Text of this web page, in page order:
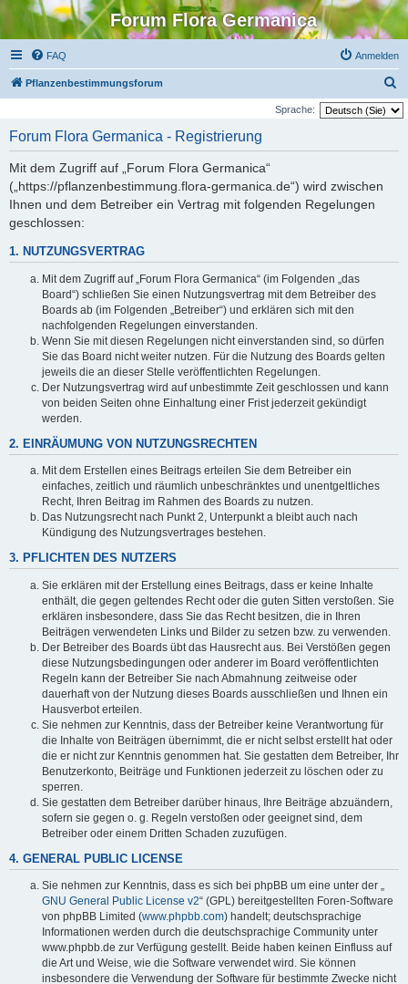
Forum Flora Germanica
FAQ Anmelden
Pflanzenbestimmungsforum
u
Sprache:
Forum Flora Germanica - Registrierung
Mit dem Zugriff auf „Forum Flora Germanica“
(„https://pflanzenbestimmung.flora-germanica.de“) wird zwischen
Ihnen und dem Betreiber ein Vertrag mit folgenden Regelungen
geschlossen:
1. NUTZUNGSVERTRAG
Mit dem Zugriff auf „Forum Flora Germanica“ (im Folgenden „das
Board“) schließen Sie einen Nutzungsvertrag mit dem Betreiber des
Boards ab (im Folgenden „Betreiber“) und erklären sich mit den
nachfolgenden Regelungen einverstanden.
Wenn Sie mit diesen Regelungen nicht einverstanden sind, so dürfen
Sie das Board nicht weiter nutzen. Für die Nutzung des Boards gelten
jeweils die an dieser Stelle veröffentlichten Regelungen.
Der Nutzungsvertrag wird auf unbestimmte Zeit geschlossen und kann
von beiden Seiten ohne Einhaltung einer Frist jederzeit gekündigt
werden.
2. EINRÄUMUNG VON NUTZUNGSRECHTEN
Mit dem Erstellen eines Beitrags erteilen Sie dem Betreiber ein
einfaches, zeitlich und räumlich unbeschränktes und unentgeltliches
Recht, Ihren Beitrag im Rahmen des Boards zu nutzen.
Das Nutzungsrecht nach Punkt 2, Unterpunkt a bleibt auch nach
Kündigung des Nutzungsvertrages bestehen.
3. PFLICHTEN DES NUTZERS
Sie erklären mit der Erstellung eines Beitrags, dass er keine Inhalte
enthält, die gegen geltendes Recht oder die guten Sitten verstoßen. Sie
erklären insbesondere, dass Sie das Recht besitzen, die in Ihren
Beiträgen verwendeten Links und Bilder zu setzen bzw. zu verwenden.
Der Betreiber des Boards übt das Hausrecht aus. Bei Verstößen gegen
diese Nutzungsbedingungen oder anderer im Board veröffentlichten
Regeln kann der Betreiber Sie nach Abmahnung zeitweise oder
dauerhaft von der Nutzung dieses Boards ausschließen und Ihnen ein
Hausverbot erteilen.
Sie nehmen zur Kenntnis, dass der Betreiber keine Verantwortung für
die Inhalte von Beiträgen übernimmt, die er nicht selbst erstellt hat oder
die er nicht zur Kenntnis genommen hat. Sie gestatten dem Betreiber, Ihr
Benutzerkonto, Beiträge und Funktionen jederzeit zu löschen oder zu
sperren.
Sie gestatten dem Betreiber darüber hinaus, Ihre Beiträge abzuändern,
sofern sie gegen o. g. Regeln verstoßen oder geeignet sind, dem
Betreiber oder einem Dritten Schaden zuzufügen.
4. GENERAL PUBLIC LICENSE
Sie nehmen zur Kenntnis, dass es sich bei phpBB um eine unter der „
GNU General Public License v2“ (GPL) bereitgestellten Foren-Software
von phpBB Limited (www.phpbb.com) handelt; deutschsprachige
Informationen werden durch die deutschsprachige Community unter
www.phpbb.de zur Verfügung gestellt. Beide haben keinen Einfluss auf
die Art und Weise, wie die Software verwendet wird. Sie können
insbesondere die Verwendung der Software für bestimmte Zwecke nicht